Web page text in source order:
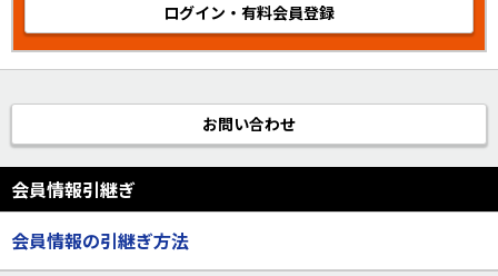
ログイン・有料会員登録
お問い合わせ
会員情報引継ぎ
会員情報の引継ぎ方法